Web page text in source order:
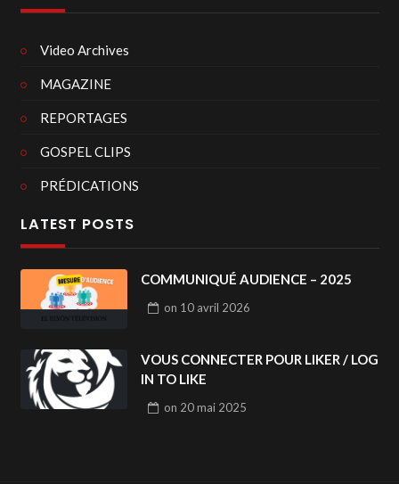
Video Archives
MAGAZINE
REPORTAGES
GOSPEL CLIPS
PRÉDICATIONS
LATEST POSTS
COMMUNIQUÉ AUDIENCE – 2025
on 10 avril 2026
VOUS CONNECTER POUR LIKER / LOG
IN TO LIKE
on 20 mai 2025